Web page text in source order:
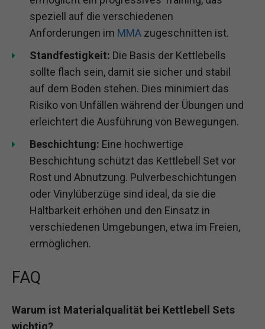
speziell auf die verschiedenen
Anforderungen im MMA zugeschnitten ist.
Standfestigkeit: Die Basis der Kettlebells
sollte flach sein, damit sie sicher und stabil
auf dem Boden stehen. Dies minimiert das
Risiko von Unfällen während der Übungen und
erleichtert die Ausführung von Bewegungen.
Beschichtung: Eine hochwertige
Beschichtung schützt das Kettlebell Set vor
Rost und Abnutzung. Pulverbeschichtungen
oder Vinylüberzüge sind ideal, da sie die
Haltbarkeit erhöhen und den Einsatz in
verschiedenen Umgebungen, etwa im Freien,
ermöglichen.
FAQ
Warum ist Materialqualität bei Kettlebell Sets
wichtig?